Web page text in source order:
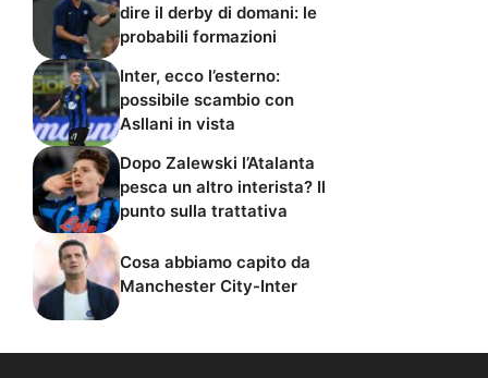
dire il derby di domani: le
probabili formazioni
Inter, ecco l’esterno:
possibile scambio con
Asllani in vista
Dopo Zalewski l’Atalanta
pesca un altro interista? Il
punto sulla trattativa
Cosa abbiamo capito da
Manchester City-Inter